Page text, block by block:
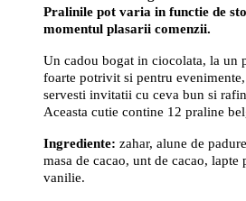
Pralinile pot varia in functie de
momentul plasarii comenzii.
Un cadou bogat in ciocolata, la un
foarte potrivit si pentru
servesti invitatii cu ceva bun si
Aceasta cutie contine 12 praline
Ingrediente: zahar, alune de
masa de cacao, unt de cacao, lapte
vanilie.